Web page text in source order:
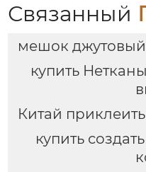
Связанный
мешок
купить
Китай
купить